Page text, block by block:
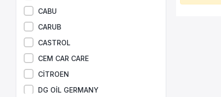
CABU
CARUB
CASTROL
CEM CAR CARE
CİTROEN
DG OİL GERMANY